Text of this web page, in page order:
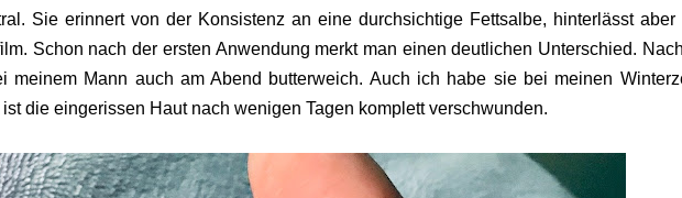
Sie erinnert von der Konsistenz an eine durchsichtige Fettsalbe, hinterlässt aber
Schon nach der ersten Anwendung merkt man einen deutlichen Unterschied.
meinem Mann auch am Abend butterweich. Auch ich habe sie bei meinen
die eingerissen Haut nach wenigen Tagen komplett verschwunden.